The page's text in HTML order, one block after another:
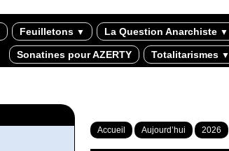
Feuilletons ▼ La Question Anarchiste ▼
Sonatines pour AZERTY Totalitarismes ▼
Accueil Aujourd’hui 2026